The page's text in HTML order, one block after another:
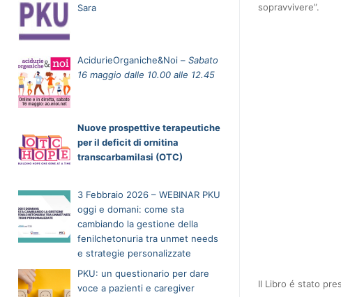
sopravvivere”.
Il Libro é stato
Sara
AcidurieOrganiche&Noi – Sabato
16 maggio dalle 10.00 alle 12.45
Nuove prospettive terapeutiche
per il deficit di ornitina
transcarbamilasi (OTC)
3 Febbraio 2026 – WEBINAR PKU
oggi e domani: come sta
cambiando la gestione della
fenilchetonuria tra unmet needs
e strategie personalizzate
PKU: un questionario per dare
voce a pazienti e caregiver